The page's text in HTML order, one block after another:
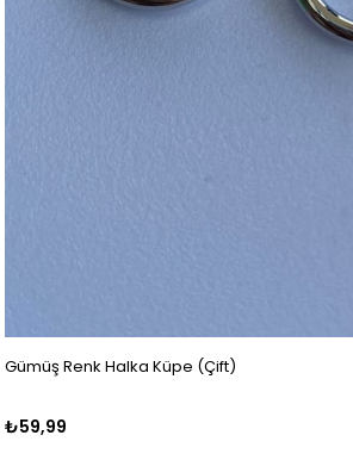
Gümüş Renk Halka Küpe (Çift)
₺59,99